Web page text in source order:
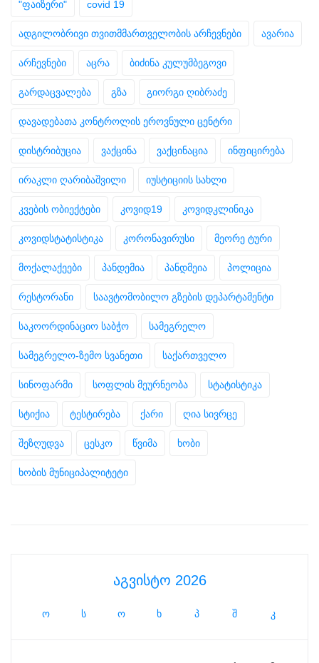
"ფაიზერი" covid 19
ადგილობრივი თვითმმართველობის არჩევნები ავარია
არჩევნები აცრა ბიძინა კულუმბეგოვი
გარდაცვალება გზა გიორგი ღიბრაძე
დავადებათა კონტროლის ეროვნული ცენტრი
დისტრიბუცია ვაქცინა ვაქცინაცია ინფიცირება
ირაკლი ღარიბაშვილი იუსტიციის სახლი
კვების ობიექტები კოვიდ19 კოვიდკლინიკა
კოვიდსტატისტიკა კორონავირუსი მეორე ტური
მოქალაქეები პანდემია პანდმეია პოლიცია
რესტორანი საავტომობილო გზების დეპარტამენტი
საკოორდინაციო საბჭო სამეგრელო
სამეგრელო-ზემო სვანეთი საქართველო
სინოფარმი სოფლის მეურნეობა სტატისტიკა
სტიქია ტესტირება ქარი ღია სივრცე
შეზღუდვა ცესკო წვიმა ხობი
ხობის მუნიციპალიტეტი
აგვისტო 2026
ო ს ო ხ პ შ კ